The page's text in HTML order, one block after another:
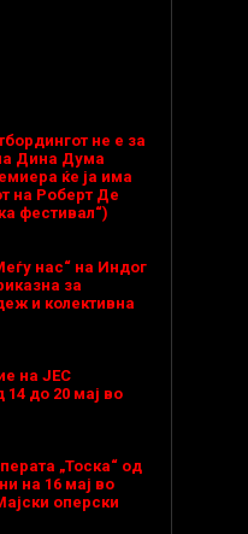
не е за
Дина Дума
ќе ја има
на Роберт Де
фестивал“)
нас“ на Индог
за
и колективна
на ЈЕС
до 20 мај во
„Тоска“ од
на 16 мај во
оперски